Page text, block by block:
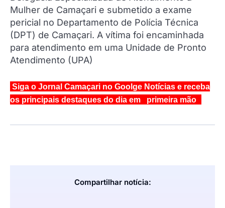
Mulher de Camaçari e submetido a exame
pericial no Departamento de Polícia Técnica
(DPT) de Camaçari. A vítima foi encaminhada
para atendimento em uma Unidade de Pronto
Atendimento (UPA)
Siga o Jornal Camaçari no Goolge Notícias e receba
os principais destaques do dia em primeira mão
Compartilhar notícia: